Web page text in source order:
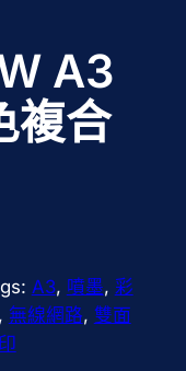
A3
複合
A3, 噴墨, 彩
, 無線網路, 雙面